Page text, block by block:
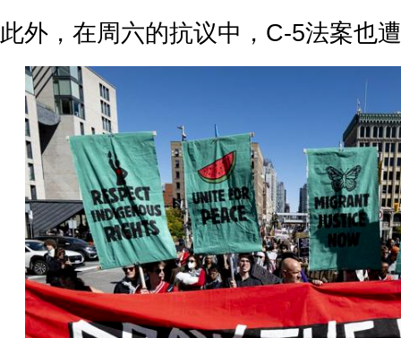
此外，在周六的抗议中，C-5法案也